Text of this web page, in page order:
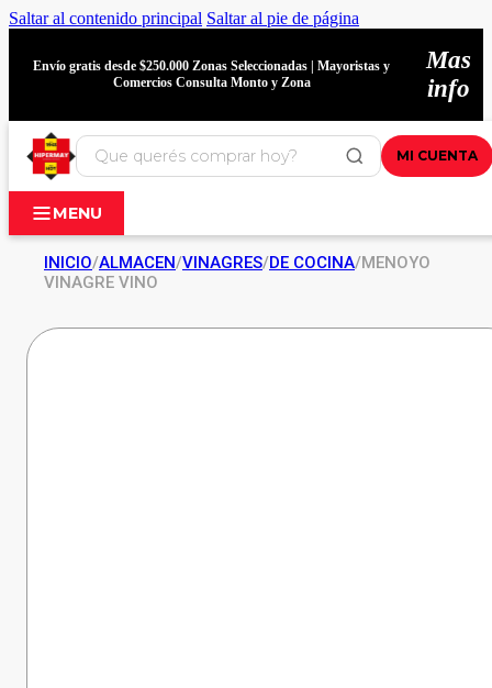
Saltar al contenido principal Saltar al pie de página
Envío gratis desde $250.000 Zonas Seleccionadas | Mayoristas y
Comercios Consulta Monto y Zona
Mas
info
MI CUENTA
MENU
INICIO/ALMACEN/VINAGRES/DE COCINA/MENOYO
VINAGRE VINO